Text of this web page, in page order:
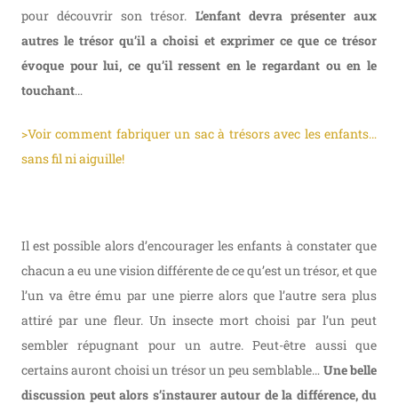
pour découvrir son trésor. L’enfant devra présenter aux
autres le trésor qu’il a choisi et exprimer ce que ce trésor
évoque pour lui, ce qu’il ressent en le regardant ou en le
touchant…
>Voir comment fabriquer un sac à trésors avec les enfants…
sans fil ni aiguille!
Il est possible alors d’encourager les enfants à constater que
chacun a eu une vision différente de ce qu’est un trésor, et que
l’un va être ému par une pierre alors que l’autre sera plus
attiré par une fleur. Un insecte mort choisi par l’un peut
sembler répugnant pour un autre. Peut-être aussi que
certains auront choisi un trésor un peu semblable… Une belle
discussion peut alors s’instaurer autour de la différence, du